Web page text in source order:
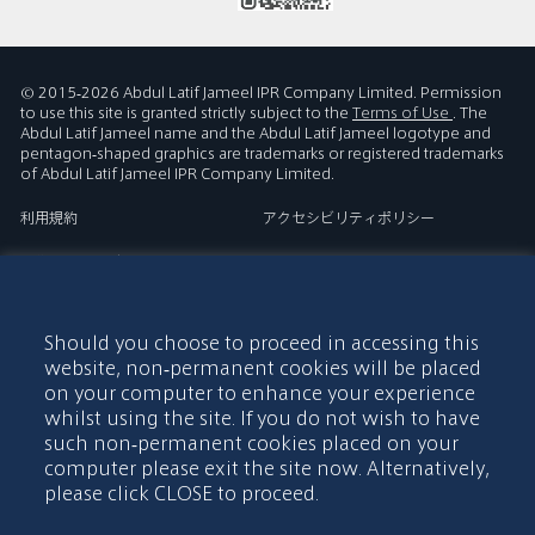
© 2015-2026 Abdul Latif Jameel IPR Company Limited. Permission
to use this site is granted strictly subject to the Terms of Use . The
Abdul Latif Jameel name and the Abdul Latif Jameel logotype and
pentagon-shaped graphics are trademarks or registered trademarks
of Abdul Latif Jameel IPR Company Limited.
利用規約
著作権表示及び免責事項
アクセシビリティポリシー
サイトマップ
Should you choose to proceed in accessing this
website, non-permanent cookies will be placed
on your computer to enhance your experience
whilst using the site. If you do not wish to have
such non-permanent cookies placed on your
computer please exit the site now. Alternatively,
please click CLOSE to proceed.